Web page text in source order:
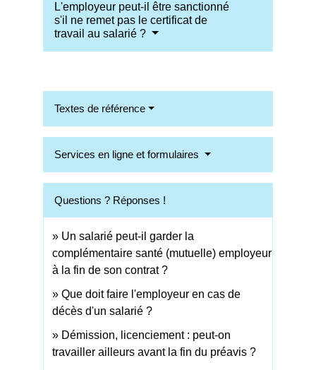
L'employeur peut-il être sanctionné
s'il ne remet pas le certificat de
travail au salarié ?
Textes de référence
Services en ligne et formulaires
Questions ? Réponses !
Un salarié peut-il garder la
complémentaire santé (mutuelle) employeur
à la fin de son contrat ?
Que doit faire l'employeur en cas de
décès d'un salarié ?
Démission, licenciement : peut-on
travailler ailleurs avant la fin du préavis ?